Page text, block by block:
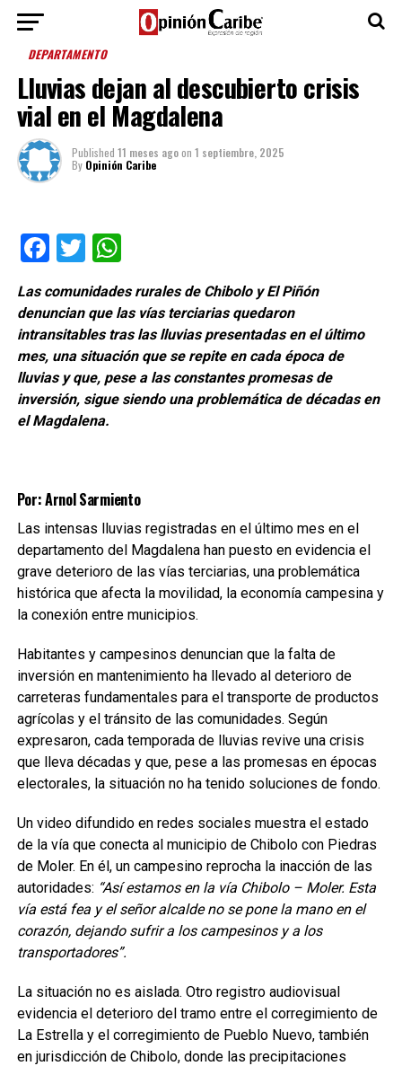
DEPARTAMENTO
Lluvias dejan al descubierto crisis
vial en el Magdalena
Published 11 meses agoon 1 septiembre, 2025
By Opinión Caribe
Facebook
TwitterWhatsApp
Las comunidades rurales de Chibolo y El Piñón
denuncian que las vías terciarias quedaron
intransitables tras las lluvias presentadas en el último
mes, una situación que se repite en cada época de
lluvias y que, pese a las constantes promesas de
inversión, sigue siendo una problemática de décadas en
el Magdalena.
Por: Arnol Sarmiento
Las intensas lluvias registradas en el último mes en el
departamento del Magdalena han puesto en evidencia el
grave deterioro de las vías terciarias, una problemática
histórica que afecta la movilidad, la economía campesina y
la conexión entre municipios.
Habitantes y campesinos denuncian que la falta de
inversión en mantenimiento ha llevado al deterioro de
carreteras fundamentales para el transporte de productos
agrícolas y el tránsito de las comunidades. Según
expresaron, cada temporada de lluvias revive una crisis
que lleva décadas y que, pese a las promesas en épocas
electorales, la situación no ha tenido soluciones de fondo.
Un video difundido en redes sociales muestra el estado
de la vía que conecta al municipio de Chibolo con Piedras
de Moler. En él, un campesino reprocha la inacción de las
autoridades: “Así estamos en la vía Chibolo – Moler. Esta
vía está fea y el señor alcalde no se pone la mano en el
corazón, dejando sufrir a los campesinos y a los
transportadores”.
La situación no es aislada. Otro registro audiovisual
evidencia el deterioro del tramo entre el corregimiento de
La Estrella y el corregimiento de Pueblo Nuevo, también
en jurisdicción de Chibolo, donde las precipitaciones